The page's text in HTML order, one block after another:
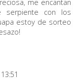
me encantan
serpiente con los
estoy de sorteo